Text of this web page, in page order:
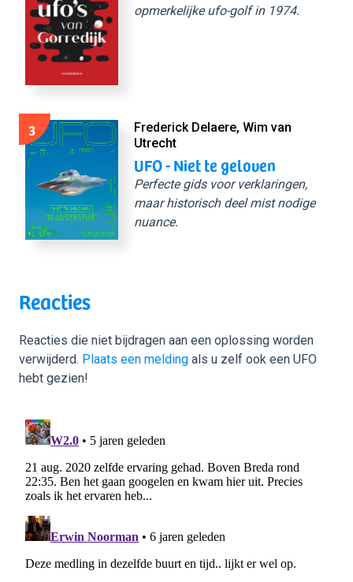
opmerkelijke ufo-golf in 1974.
3
Frederick Delaere, Wim van
Utrecht
UFO - Niet te geloven
Perfecte gids voor verklaringen,
maar historisch deel mist nodige
nuance.
Reacties
Reacties die niet bijdragen aan een oplossing worden
verwijderd. Plaats een melding als u zelf ook een UFO
hebt gezien!